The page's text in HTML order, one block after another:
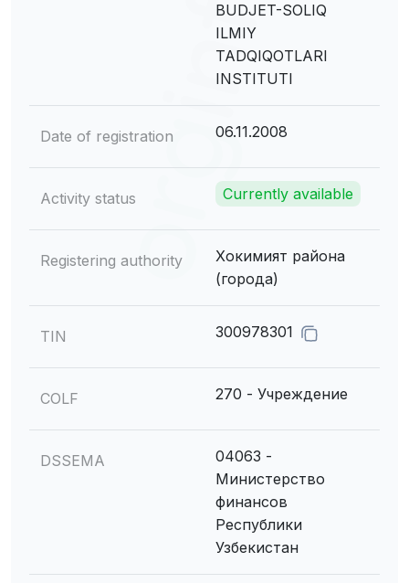
BUDJET-SOLIQ
ILMIY
TADQIQOTLARI
INSTITUTI
Date of registration 06.11.2008
Activity status Currently available
Registering authority
Хокимият района
(города)
TIN 300978301
COLF 270 - Учреждение
DSSEMA
04063 -
Министерство
финансов
Республики
Узбекистан